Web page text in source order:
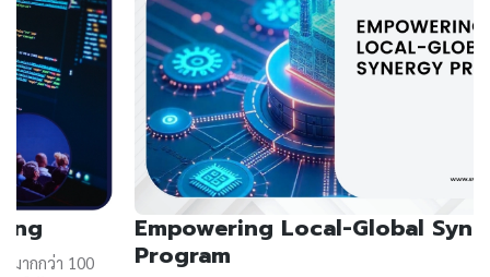
Empowering Local-Global Synergy
Program​